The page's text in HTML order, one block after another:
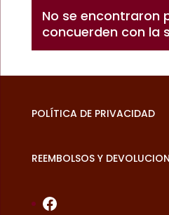
No se encontraron
concuerden con la
POLÍTICA DE PRIVACIDAD
REEMBOLSOS Y
Facebook